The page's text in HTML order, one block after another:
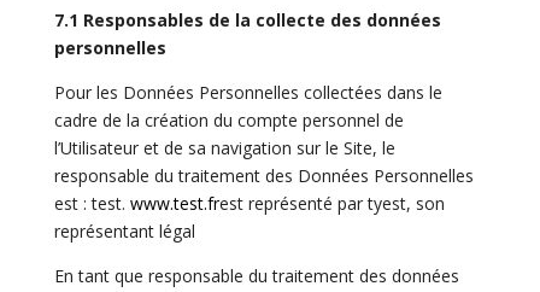
7.1 Responsables de la collecte des données
personnelles
Pour les Données Personnelles collectées dans le
cadre de la création du compte personnel de
l’Utilisateur et de sa navigation sur le Site, le
responsable du traitement des Données Personnelles
est : test. www.test.frest représenté par tyest, son
représentant légal
En tant que responsable du traitement des données